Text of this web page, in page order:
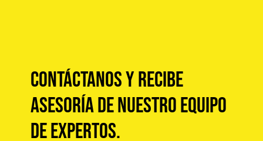
Contáctanos y recibe
asesoría de nuestro equipo
de expertos.